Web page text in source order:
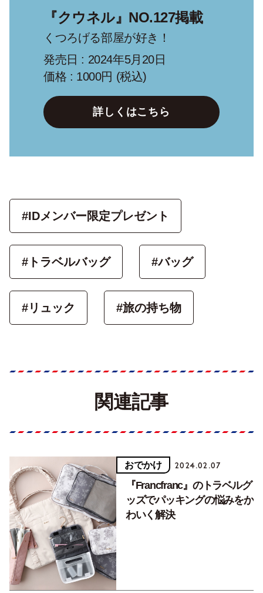
『クウネル』NO.127掲載
くつろげる部屋が好き！
発売日 : 2024年5月20日
価格 : 1000円 (税込)
詳しくはこちら
#IDメンバー限定プレゼント
#トラベルバッグ #バッグ
#リュック #旅の持ち物
関連記事
おでかけ 2024.02.07
『Francfranc』のトラベルグ
ッズでパッキングの悩みをか
わいく解決